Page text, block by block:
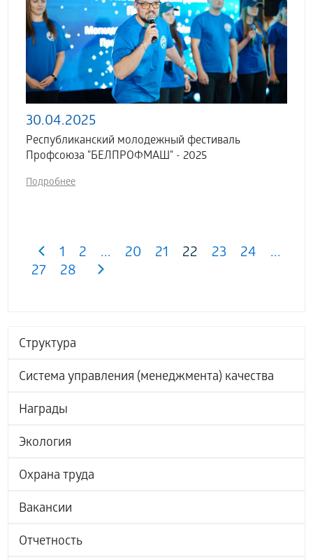
Структура
Система управления (менеджмента) качества
Награды
Экология
Охрана труда
Вакансии
Отчетность
30.04.2025
Республиканский молодежный фестиваль
Профсоюза "БЕЛПРОФМАШ" - 2025
Подробнее
1 2 ... 20 21 22 23 24
...
27
28